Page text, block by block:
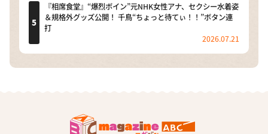
『相席食堂』“爆烈ボイン”元NHK女性アナ、セクシー水着姿
＆規格外グッズ公開！ 千鳥“ちょっと待てぃ！！”ボタン連
打
2026.07.21